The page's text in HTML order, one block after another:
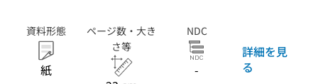
資料形態
紙
ページ数・大き
さ等
NDC
-
詳細を見
る